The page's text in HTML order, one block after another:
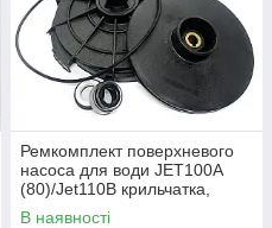
Ремкомплект поверхневого
насоса для води JET100A
(80)/Jet110B крильчатка,
дифузор з трубкою, сальники
В наявності